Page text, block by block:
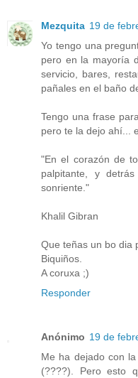
Mezquita 19 de
Yo tengo una
pero en la mayoría
servicio, bares,
pañales en el baño
Tengo una frase
pero te la dejo ahí...
"En el corazón de
palpitante, y
sonriente."
Khalil Gibran
Que teñas un bo dia
Biquiños.
A coruxa ;)
Responder
Anónimo 19 de
Me ha dejado con la
(????). Pero esto